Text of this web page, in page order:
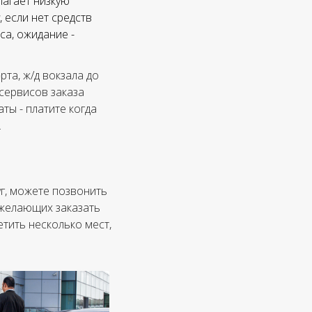
ж/д вокзала до
заказа
- платите когда
нет средств
ожидание -
можете позвонить
заказать
несколько мест,